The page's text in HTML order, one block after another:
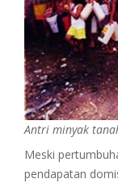
Antri minyak
Meski
pendapatan